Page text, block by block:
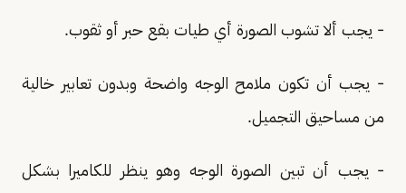
- يجب ألا تشوب الصورة أي طيات بقع حبر أو ثقوب.
- يجب أن تكون ملامح الوجه واضحة وبدون تعابير خالية
من مساحيق التجميل.
- يجب أن تبين الصورة الوجه وهو ينظر للكاميرا بشكل